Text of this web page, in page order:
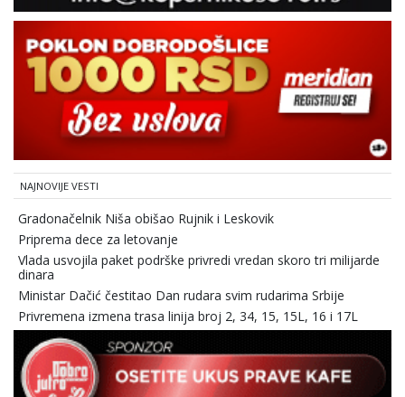
NAJNOVIJE VESTI
Gradonačelnik Niša obišao Rujnik i Leskovik
Priprema dece za letovanje
Vlada usvojila paket podrške privredi vredan skoro tri milijarde
dinara
Ministar Dačić čestitao Dan rudara svim rudarima Srbije
Privremena izmena trasa linija broj 2, 34, 15, 15L, 16 i 17L